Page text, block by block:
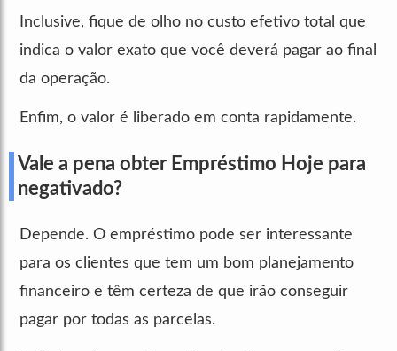
Inclusive, fique de olho no custo efetivo total que
indica o valor exato que você deverá pagar ao final
da operação.
Enfim, o valor é liberado em conta rapidamente.
Vale a pena obter Empréstimo Hoje para
negativado?
Depende. O empréstimo pode ser interessante
para os clientes que tem um bom planejamento
financeiro e têm certeza de que irão conseguir
pagar por todas as parcelas.